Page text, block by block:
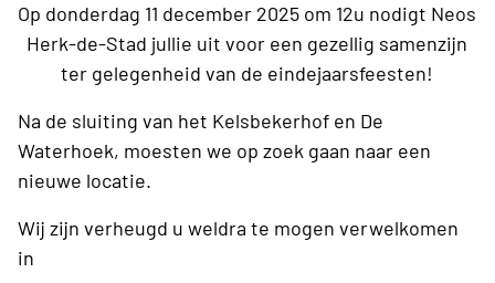
Op donderdag 11 december 2025 om 12u nodigt Neos
Herk-de-Stad jullie uit voor een gezellig samenzijn
ter gelegenheid van de eindejaarsfeesten!
Na de sluiting van het Kelsbekerhof en De
Waterhoek, moesten we op zoek gaan naar een
nieuwe locatie.
Wij zijn verheugd u weldra te mogen verwelkomen
in